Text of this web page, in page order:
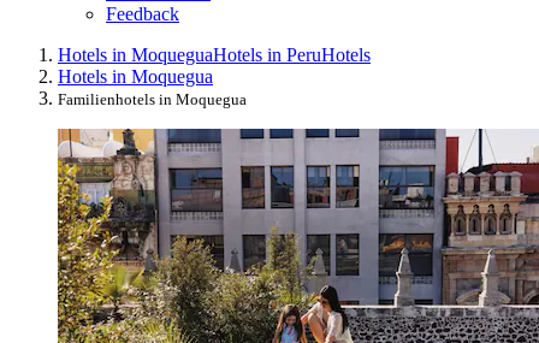
Feedback
Hotels in MoqueguaHotels in PeruHotels
Hotels in Moquegua
Familienhotels in Moquegua